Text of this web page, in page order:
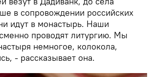
в сопровождении российских
идут в монастырь. Наши
проводят литургию. Мы
немногое, колокола,
- рассказывает она.